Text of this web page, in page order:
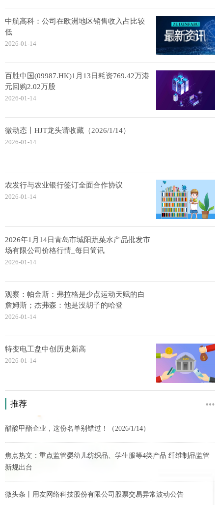
中航高科：公司在欧洲地区销售收入占比较
低
2026-01-14
百胜中国(09987.HK)1月13日耗资769.42万港
元回购2.02万股
2026-01-14
微动态丨HJT龙头请收藏（2026/1/14）
2026-01-14
农发行与农业银行签订全面合作协议
2026-01-14
2026年1月14日青岛市城阳蔬菜水产品批发市
场有限公司价格行情_每日简讯
2026-01-14
观察：帕金斯：弗拉格是少点运动天赋的白
詹姆斯；杰弗森：他是没胡子的哈登
2026-01-14
特变电工盘中创历史新高
2026-01-14
推荐
醋酸甲酯企业，这份名单别错过！（2026/1/14）
焦点热文：重点监管婴幼儿纺织品、学生服等4类产品 纤维制品监管
新规出台
微头条丨用友网络科技股份有限公司股票交易异常波动公告